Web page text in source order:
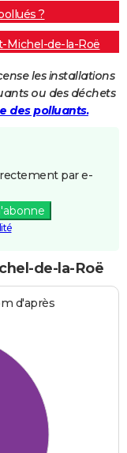
?
Michel-de-la-Roë
les installations
ou des déchets
des polluants.
par e-
de-la-Roë
d'après